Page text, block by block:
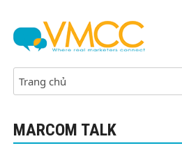
MARCOM TALK